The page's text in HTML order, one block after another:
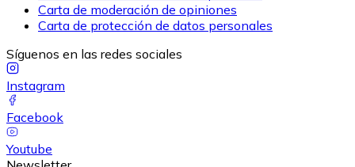
Carta de moderación de opiniones
Carta de protección de datos personales
Síguenos en las redes sociales
Instagram
Facebook
Youtube